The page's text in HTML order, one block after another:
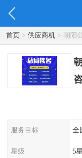
首页> 供应商机> 朝阳
服务目标 全
星级 5星